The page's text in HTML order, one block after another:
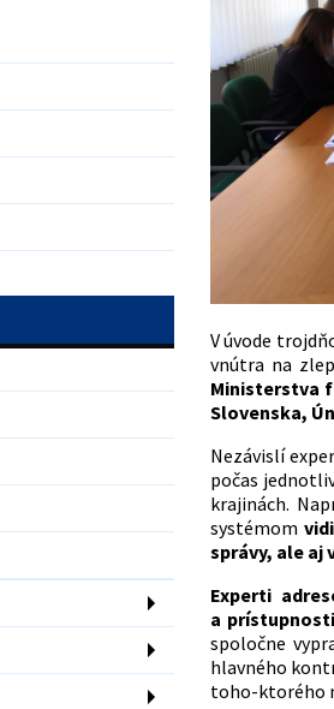
V úvode
vnútra na
Ministerstva
Slovenska,
Nezávislí
počas
krajinách.
systémom
správy, ale aj
Experti
a
spoločne
hlavného
toho-ktorého